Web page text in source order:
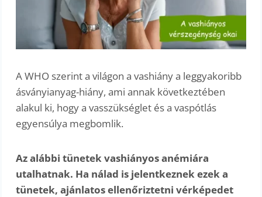
A WHO szerint a világon a vashiány a leggyakoribb
ásványianyag-hiány, ami annak következtében
alakul ki, hogy a vasszükséglet és a vaspótlás
egyensúlya megbomlik.
Az alábbi tünetek vashiányos anémiára
utalhatnak. Ha nálad is jelentkeznek ezek a
tünetek, ajánlatos ellenőriztetni vérképedet